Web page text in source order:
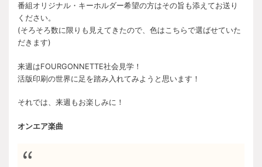
番組オリジナル・キーホルダー希望の方はその旨も添えてお送り
ください。
(そろそろ数に限りも見えてきたので、色はこちらで選ばせていた
だきます)
来週はFOURGONNETTE社会見学！
活版印刷の世界に足を踏み入れてみようと思います！
それでは、来週もお楽しみに！
オンエア楽曲